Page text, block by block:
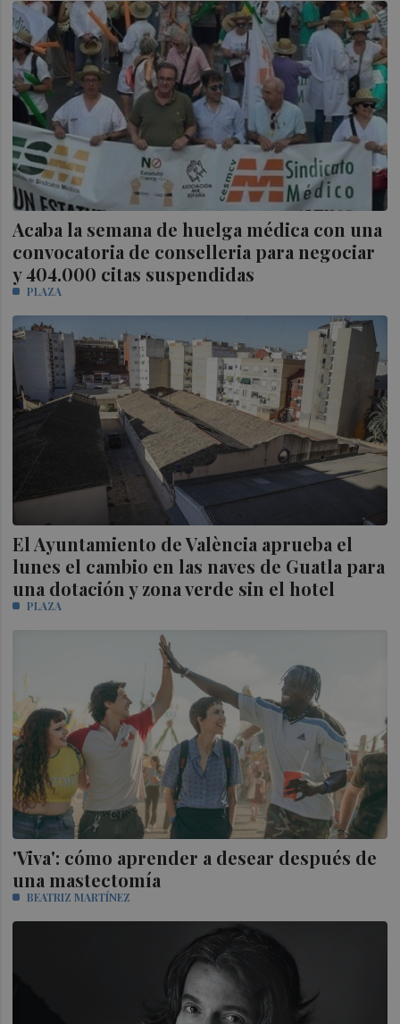
Acaba la semana de huelga médica con una
convocatoria de conselleria para negociar
y 404.000 citas suspendidas
PLAZA
El Ayuntamiento de València aprueba el
lunes el cambio en las naves de Guatla para
una dotación y zona verde sin el hotel
PLAZA
'Viva': cómo aprender a desear después de
una mastectomía
BEATRIZ MARTÍNEZ